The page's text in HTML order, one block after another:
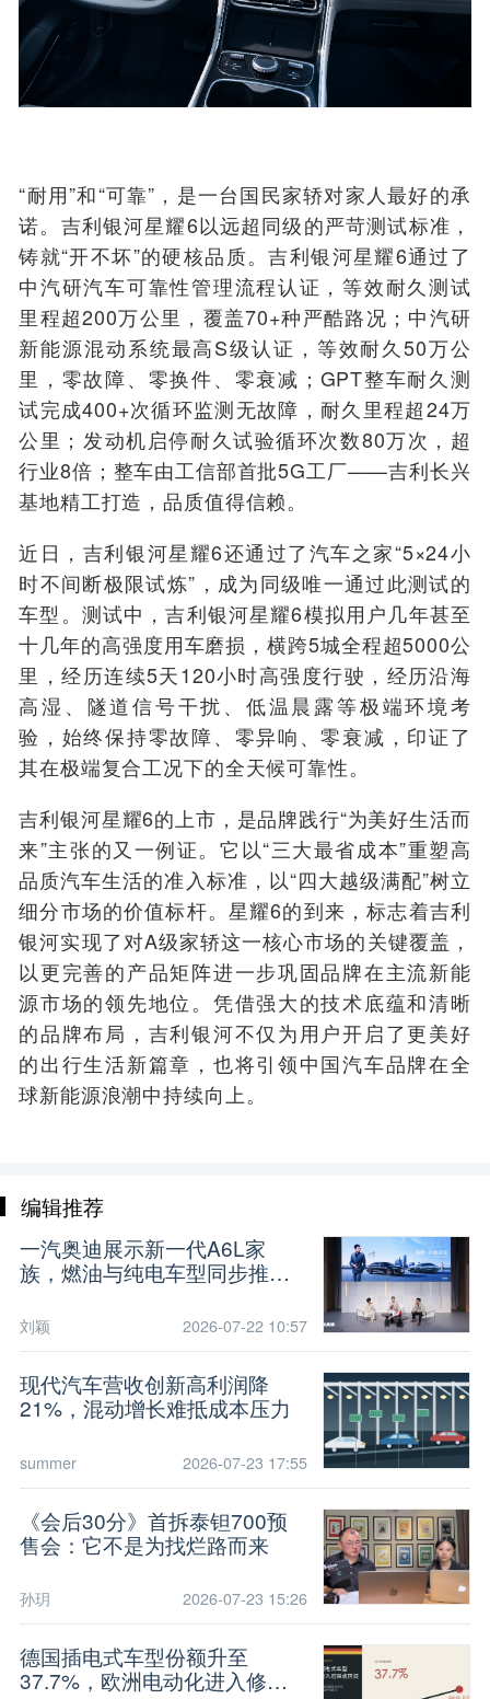
“耐用”和“可靠”，是一台国民家轿对家人最好的承
诺。吉利银河星耀6以远超同级的严苛测试标准，
铸就“开不坏”的硬核品质。吉利银河星耀6通过了
中汽研汽车可靠性管理流程认证，等效耐久测试
里程超200万公里，覆盖70+种严酷路况；中汽研
新能源混动系统最高S级认证，等效耐久50万公
里，零故障、零换件、零衰减；GPT整车耐久测
试完成400+次循环监测无故障，耐久里程超24万
公里；发动机启停耐久试验循环次数80万次，超
行业8倍；整车由工信部首批5G工厂——吉利长兴
基地精工打造，品质值得信赖。
近日，吉利银河星耀6还通过了汽车之家“5×24小
时不间断极限试炼”，成为同级唯一通过此测试的
车型。测试中，吉利银河星耀6模拟用户几年甚至
十几年的高强度用车磨损，横跨5城全程超5000公
里，经历连续5天120小时高强度行驶，经历沿海
高湿、隧道信号干扰、低温晨露等极端环境考
验，始终保持零故障、零异响、零衰减，印证了
其在极端复合工况下的全天候可靠性。
吉利银河星耀6的上市，是品牌践行“为美好生活而
来”主张的又一例证。它以“三大最省成本”重塑高
品质汽车生活的准入标准，以“四大越级满配”树立
细分市场的价值标杆。星耀6的到来，标志着吉利
银河实现了对A级家轿这一核心市场的关键覆盖，
以更完善的产品矩阵进一步巩固品牌在主流新能
源市场的领先地位。凭借强大的技术底蕴和清晰
的品牌布局，吉利银河不仅为用户开启了更美好
的出行生活新篇章，也将引领中国汽车品牌在全
球新能源浪潮中持续向上。
编辑推荐
一汽奥迪展示新一代A6L家
族，燃油与纯电车型同步推进
刘颖 2026-07-22 10:57
现代汽车营收创新高利润降
21%，混动增长难抵成本压力
summer 2026-07-23 17:55
《会后30分》首拆泰钽700预
售会：它不是为找烂路而来
孙玥 2026-07-23 15:26
德国插电式车型份额升至
37.7%，欧洲电动化进入修复